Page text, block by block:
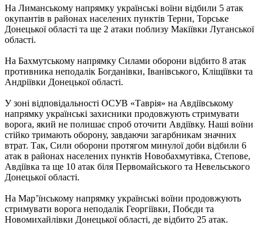
На Лиманському напрямку українські воїни відбили 5 атак
окупантів в районах населених пунктів Терни, Торське
Донецької області та ще 2 атаки поблизу Макіївки Луганської
області.
На Бахмутському напрямку Силами оборони відбито 8 атак
противника неподалік Богданівки, Іванівського, Кліщіївки та
Андріївки Донецької області.
У зоні відповідальності ОСУВ «Таврія» на Авдіївському
напрямку українські захисники продовжують стримувати
ворога, який не полишає спроб оточити Авдіївку. Наші воїни
стійко тримають оборону, завдаючи загарбникам значних
втрат. Так, Сили оборони протягом минулої доби відбили 6
атак в районах населених пунктів Новобахмутівка, Степове,
Авдіївка та ще 10 атак біля Первомайського та Невельського
Донецької області.
На Мар’їнському напрямку українські воїни продовжують
стримувати ворога неподалік Георгіївки, Побєди та
Новомихайлівки Донецької області, де відбито 25 атак.